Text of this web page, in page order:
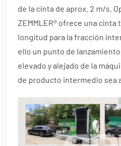
de la cinta de aprox. 2 m/s.
ZEMMLER® ofrece una
longitud para la fracción
ello un punto de
elevado y alejado de la
de producto intermedio sea